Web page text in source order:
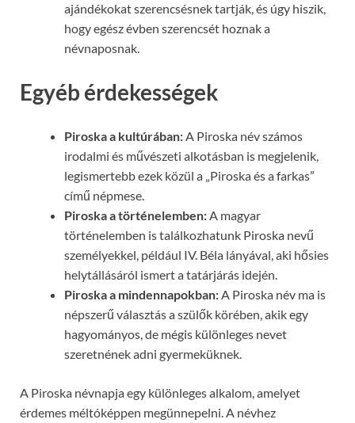
ajándékokat szerencsésnek tartják, és úgy hiszik,
hogy egész évben szerencsét hoznak a
névnaposnak.
Egyéb érdekességek
Piroska a kultúrában:A Piroska név számos
irodalmi és művészeti alkotásban is megjelenik,
legismertebb ezek közül a „Piroska és a farkas”
című népmese.
Piroska a történelemben:A magyar
történelemben is találkozhatunk Piroska nevű
személyekkel, például IV. Béla lányával, aki hősies
helytállásáról ismert a tatárjárás idején.
Piroska a mindennapokban:A Piroska név ma is
népszerű választás a szülők körében, akik egy
hagyományos, de mégis különleges nevet
szeretnének adni gyermeküknek.
A Piroska névnapja egy különleges alkalom, amelyet
érdemes méltóképpen megünnepelni. A névhez